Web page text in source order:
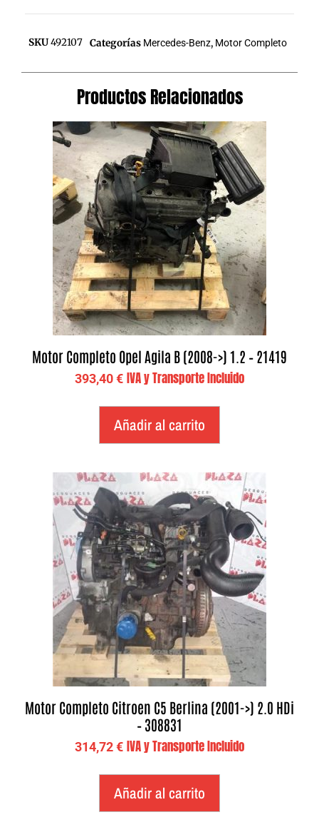
SKU492107 Categorías Mercedes-Benz, Motor Completo
Productos Relacionados
Motor Completo Opel Agila B (2008->) 1.2 – 21419
393,40€ IVA y Transporte Incluido
Añadir al carrito
Motor Completo Citroen C5 Berlina (2001->) 2.0 HDi
– 308831
314,72€ IVA y Transporte Incluido
Añadir al carrito